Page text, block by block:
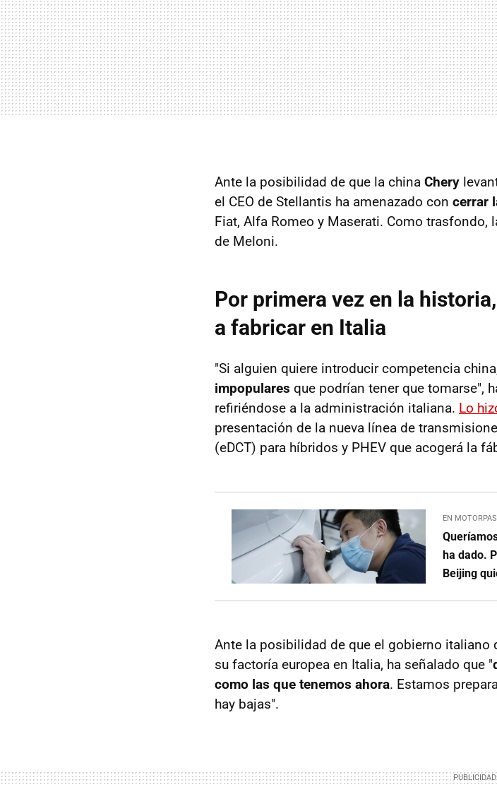
Ante la posibilidad de que la china Chery
el CEO de Stellantis ha amenazado con cerrar
Fiat, Alfa Romeo y Maserati. Como trasfondo,
de Meloni.
Por primera vez en la
a fabricar en Italia
"Si alguien quiere introducir competencia
impopulares que podrían tener que tomarse",
refiriéndose a la administración italiana. Lo
presentación de la nueva línea de
(eDCT) para híbridos y PHEV que acogerá la
EN
ha dado.
Beijing
Ante la posibilidad de que el gobierno italiano
su factoría europea en Italia, ha señalado que "
como las que tenemos ahora. Estamos
hay bajas".